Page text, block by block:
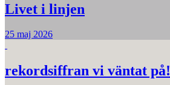
Livet i linjen
25 maj 2026
rekordsiffran vi väntat på!